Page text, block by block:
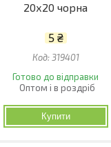
20х20 чорна
5 ₴
319401
Готово до відправки
Оптом і в роздріб
Купити